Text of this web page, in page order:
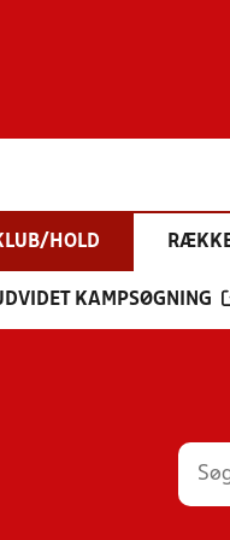
HOLD
KAMPSØGNING